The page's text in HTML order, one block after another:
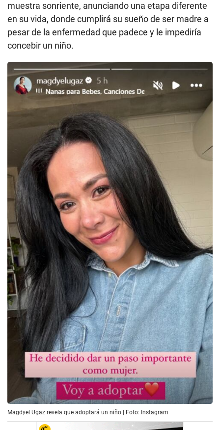
muestra sonriente, anunciando una etapa diferente
en su vida, donde cumplirá su sueño de ser madre a
pesar de la enfermedad que padece y le impediría
concebir un niño.
Magdyel Ugaz revela que adoptará un niño | Foto: Instagram